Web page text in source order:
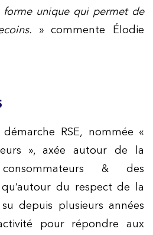
forme unique qui permet de
» commente Élodie
RSE, nommée «
», axée autour de la
& des
du respect de la
depuis plusieurs années
pour répondre aux